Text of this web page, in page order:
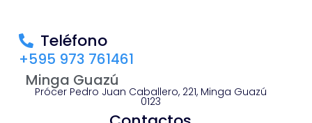
Teléfono
+595 973 761461
Minga Guazú
Prócer Pedro Juan Caballero, 221, Minga Guazú
0123